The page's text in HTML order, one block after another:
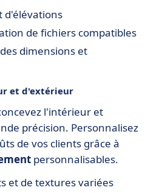
d'élévations
de fichiers compatibles
dimensions et
et d'extérieur
l'intérieur et
précision. Personnalisez
de vos clients grâce à
personnalisables.
et de textures variées